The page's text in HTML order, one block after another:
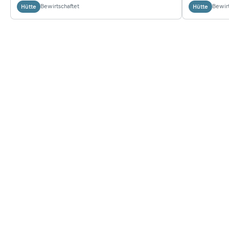
Hütte Bewirtschaftet Hütte